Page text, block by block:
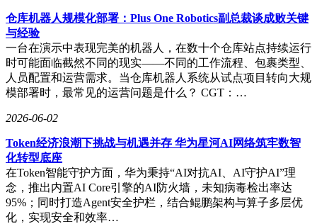
流量带货的“确定性”曾被视为电商崛起的法宝。早期平台如淘
宝、抖音通过低成本流量扶持了一批品牌，但随时间推移，流
量成本呈指数级增长。以婚纱摄影行业为例，某企业关闭门店
转投互联网流量后，初期效果显著，但数年后因流量费用高昂
陷入困境，最终被流量平台“套牢”。数据显示，淘宝单个流量
类似困境。流量带货的确定性，最终转化为平台盈利的确定
性，而企业则沦为为流量商打工的角色。
互联网创业是否需要定位？答案藏在头部企业的实践中。雷军
曾在微博展示艾·里斯赠送的《21世纪的定位》，周鸿祎自
称“定位理论信徒”，其创立的“奇安信”明确定位为“新一代网
仓库机器人规模化部署：Plus One Robotics副总裁谈成败关键
与经验
一台在演示中表现完美的机器人，在数十个仓库站点持续运行
时可能面临截然不同的现实——不同的工作流程、包裹类型、
人员配置和运营需求。当仓库机器人系统从试点项目转向大规
模部署时，最常见的运营问题是什么？ CGT：…
2026-06-02
Token经济浪潮下挑战与机遇并存 华为星河AI网络筑牢数智
化转型底座
在Token智能守护方面，华为秉持“AI对抗AI、AI守护AI”理
念，推出内置AI Core引擎的AI防火墙，未知病毒检出率达
95%；同时打造Agent安全护栏，结合鲲鹏架构与算子多层优
化，实现安全和效率…